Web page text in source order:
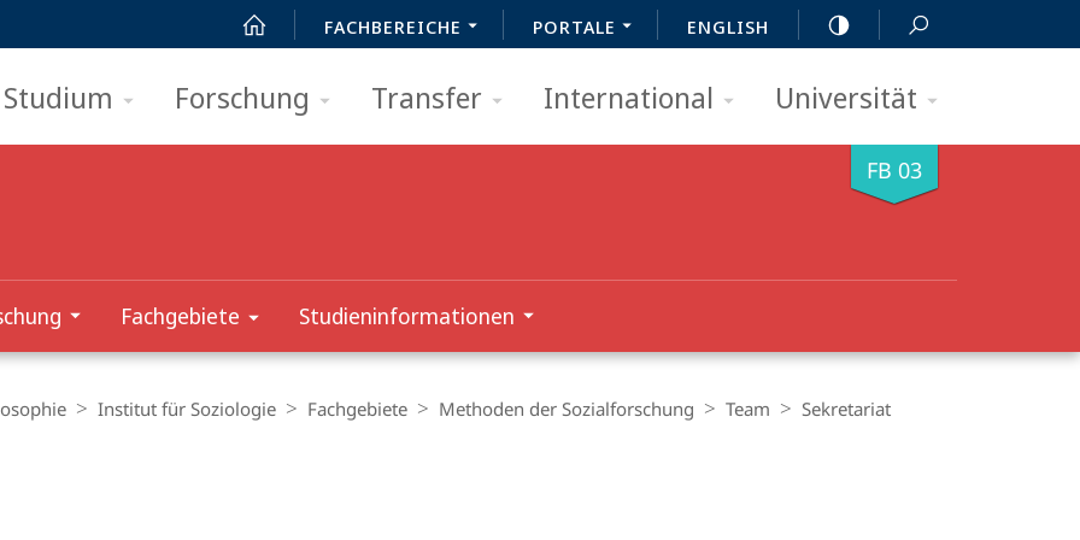
FACHBEREICHE PORTALE ENGLISH
Studium Forschung Transfer International Universität
FB 03
Fachgebiete Studieninformationen
Institut für Soziologie Fachgebiete Methoden der Sozialforschung Team Sekretariat